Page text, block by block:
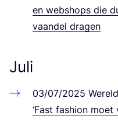
en web­shops die
vaan­del dragen
Juli
03/07/2025
‘Fast fashion moet